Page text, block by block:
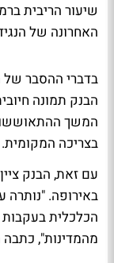
האחרונה של
בדברי ההסבר
הבנק תמונה
המשך ההתאוששות
בצריכה המקומית.
עם זאת, הבנק
באירופה. "נותרה
הכלכלית
מהמדינות", כתבה